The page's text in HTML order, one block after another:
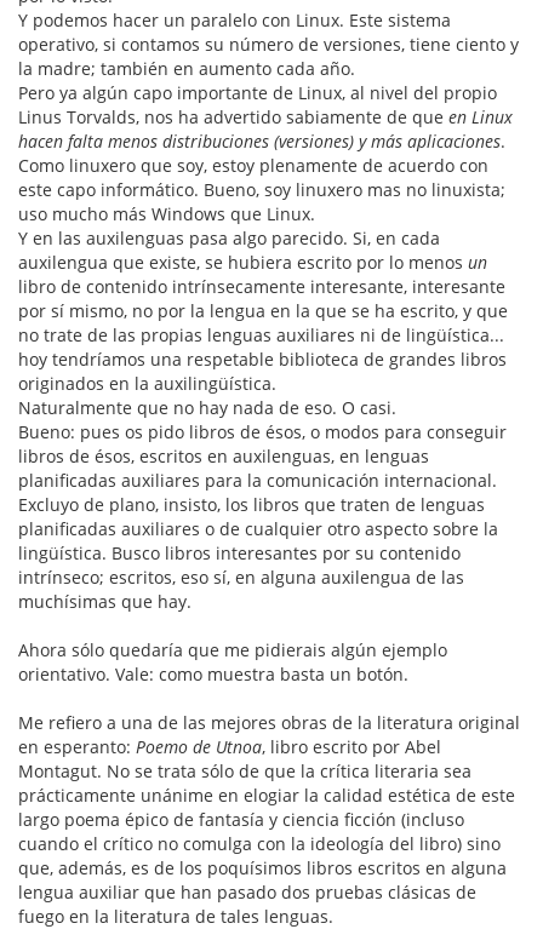
Y podemos hacer un paralelo con Linux. Este sistema
operativo, si contamos su número de versiones, tiene ciento y
la madre; también en aumento cada año.
Pero ya algún capo importante de Linux, al nivel del propio
Linus Torvalds, nos ha advertido sabiamente de que en Linux
hacen falta menos distribuciones (versiones) y más aplicaciones.
Como linuxero que soy, estoy plenamente de acuerdo con
este capo informático. Bueno, soy linuxero mas no linuxista;
uso mucho más Windows que Linux.
Y en las auxilenguas pasa algo parecido. Si, en cada
auxilengua que existe, se hubiera escrito por lo menos un
libro de contenido intrínsecamente interesante, interesante
por sí mismo, no por la lengua en la que se ha escrito, y que
no trate de las propias lenguas auxiliares ni de lingüística...
hoy tendríamos una respetable biblioteca de grandes libros
originados en la auxilingüística.
Naturalmente que no hay nada de eso. O casi.
Bueno: pues os pido libros de ésos, o modos para conseguir
libros de ésos, escritos en auxilenguas, en lenguas
planificadas auxiliares para la comunicación internacional.
Excluyo de plano, insisto, los libros que traten de lenguas
planificadas auxiliares o de cualquier otro aspecto sobre la
lingüística. Busco libros interesantes por su contenido
intrínseco; escritos, eso sí, en alguna auxilengua de las
muchísimas que hay.
Ahora sólo quedaría que me pidierais algún ejemplo
orientativo. Vale: como muestra basta un botón.
Me refiero a una de las mejores obras de la literatura original
en esperanto: Poemo de Utnoa, libro escrito por Abel
Montagut. No se trata sólo de que la crítica literaria sea
prácticamente unánime en elogiar la calidad estética de este
largo poema épico de fantasía y ciencia ficción (incluso
cuando el crítico no comulga con la ideología del libro) sino
que, además, es de los poquísimos libros escritos en alguna
lengua auxiliar que han pasado dos pruebas clásicas de
fuego en la literatura de tales lenguas.